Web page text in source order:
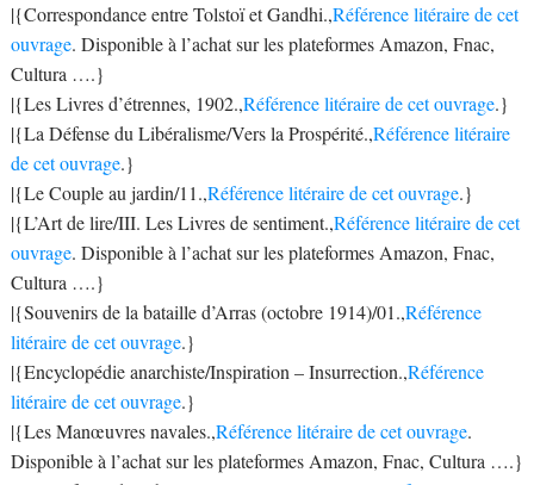
|{Correspondance entre Tolstoï et Gandhi.,Référence litéraire de cet
ouvrage. Disponible à l’achat sur les plateformes Amazon, Fnac,
Cultura ….}
|{Les Livres d’étrennes, 1902.,Référence litéraire de cet ouvrage.}
|{La Défense du Libéralisme/Vers la Prospérité.,Référence litéraire
de cet ouvrage.}
|{Le Couple au jardin/11.,Référence litéraire de cet ouvrage.}
|{L’Art de lire/III. Les Livres de sentiment.,Référence litéraire de cet
ouvrage. Disponible à l’achat sur les plateformes Amazon, Fnac,
Cultura ….}
|{Souvenirs de la bataille d’Arras (octobre 1914)/01.,Référence
litéraire de cet ouvrage.}
|{Encyclopédie anarchiste/Inspiration – Insurrection.,Référence
litéraire de cet ouvrage.}
|{Les Manœuvres navales.,Référence litéraire de cet ouvrage.
Disponible à l’achat sur les plateformes Amazon, Fnac, Cultura ….}